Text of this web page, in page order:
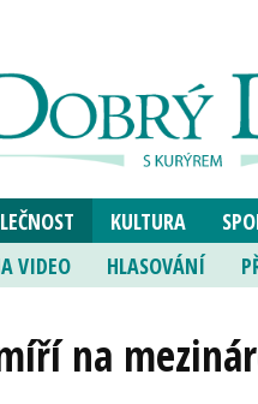
KULTURA
VIDEO HLASOVÁNÍ
na